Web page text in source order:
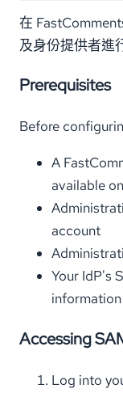
在
及身份提供者進
Prerequisites
Before
A
available
account
Your IdP's
information
Accessing
Log into